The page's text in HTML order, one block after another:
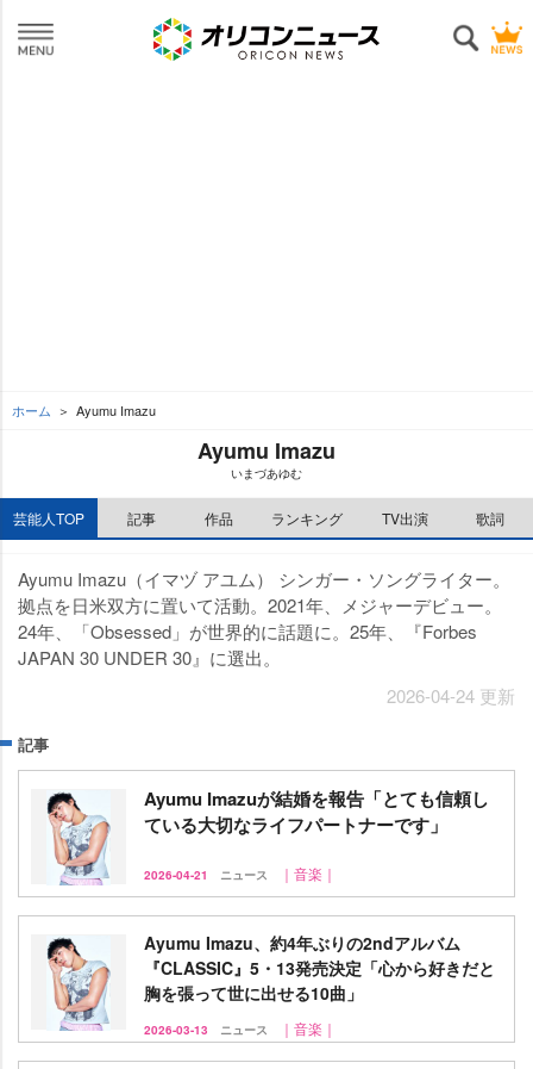
ホーム Ayumu Imazu
Ayumu Imazu
いまづあゆむ
芸能人TOP 記事 作品 ランキング TV出演 歌詞
Ayumu Imazu（イマヅ アユム） シンガー・ソングライター。
拠点を日米双方に置いて活動。2021年、メジャーデビュー。
24年、「Obsessed」が世界的に話題に。25年、『Forbes
JAPAN 30 UNDER 30』に選出。
2026-04-24 更新
記事
Ayumu Imazuが結婚を報告「とても信頼し
ている大切なライフパートナーです」
2026-04-21 ニュース ｜音楽｜
Ayumu Imazu、約4年ぶりの2ndアルバム
『CLASSIC』5・13発売決定「心から好きだと
胸を張って世に出せる10曲」
2026-03-13 ニュース ｜音楽｜